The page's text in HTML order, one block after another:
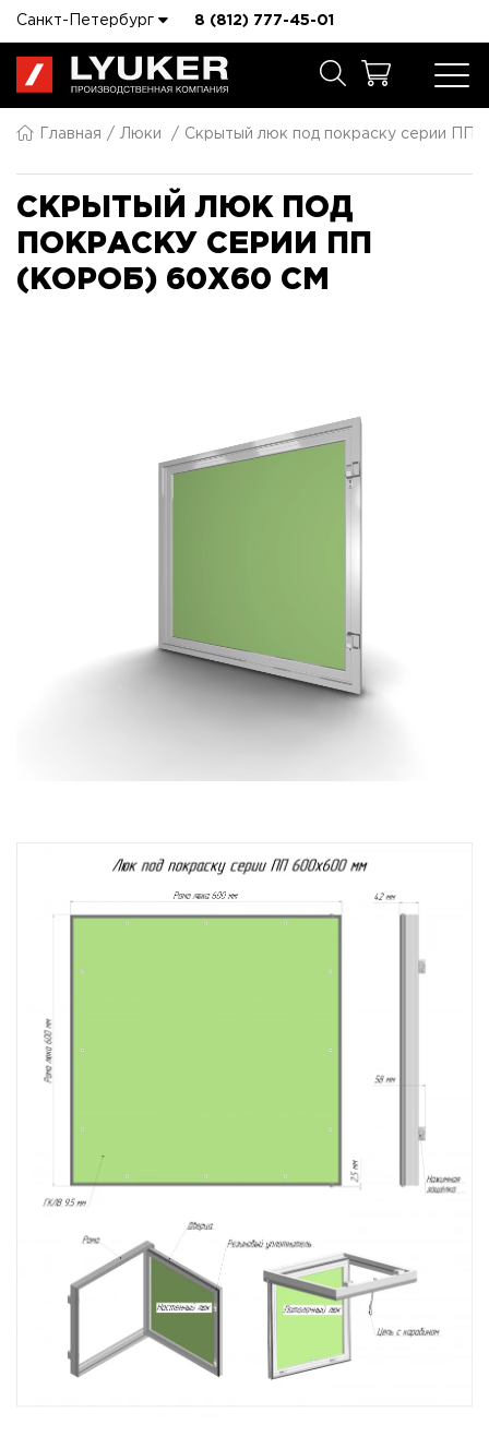
Санкт-Петербург 8 (812) 777-45-01
Главная Люки Скрытый люк под покраску серии ПП
СКРЫТЫЙ ЛЮК ПОД
ПОКРАСКУ СЕРИИ ПП
(КОРОБ) 60X60 СМ